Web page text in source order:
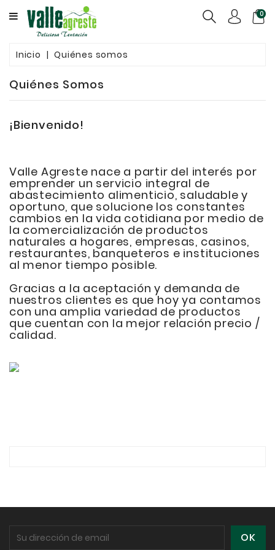
CATEGORY
SOMOS
CONGELADOS
GRANELES
0
Inicio Quiénes somos
Quiénes Somos
¡Bienvenido!
Valle Agreste nace a partir del interés por
emprender un servicio integral de
abastecimiento alimenticio, saludable y
oportuno, que solucione los constantes
cambios en la vida cotidiana por medio de
la comercialización de productos
naturales a hogares, empresas, casinos,
restaurantes, banqueteros e instituciones
al menor tiempo posible.
Gracias a la aceptación y demanda de
nuestros clientes es que hoy ya contamos
con una amplia variedad de productos
que cuentan con la mejor relación precio /
calidad.